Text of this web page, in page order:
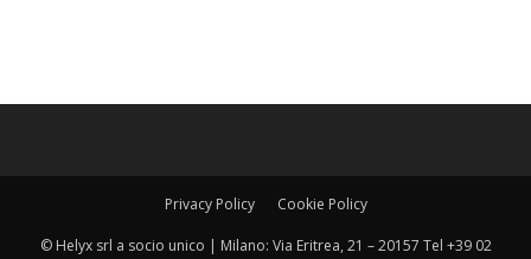
Privacy Policy Cookie Policy
© Helyx srl a socio unico | Milano: Via Eritrea, 21 – 20157 Tel +39 02